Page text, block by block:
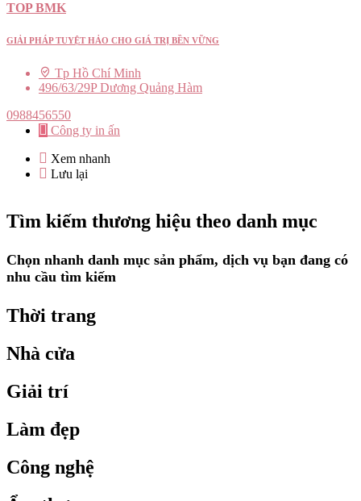
TOP BMK
GIẢI PHÁP TUYỆT HẢO CHO GIÁ TRỊ BỀN VỮNG
Tp Hồ Chí Minh
496/63/29P Dương Quảng Hàm
0988456550
Công ty in ấn
Xem nhanh
Lưu lại
Tìm kiếm thương hiệu theo danh mục
Chọn nhanh danh mục sản phẩm, dịch vụ bạn đang có
nhu cầu tìm kiếm
Thời trang
Nhà cửa
Giải trí
Làm đẹp
Công nghệ